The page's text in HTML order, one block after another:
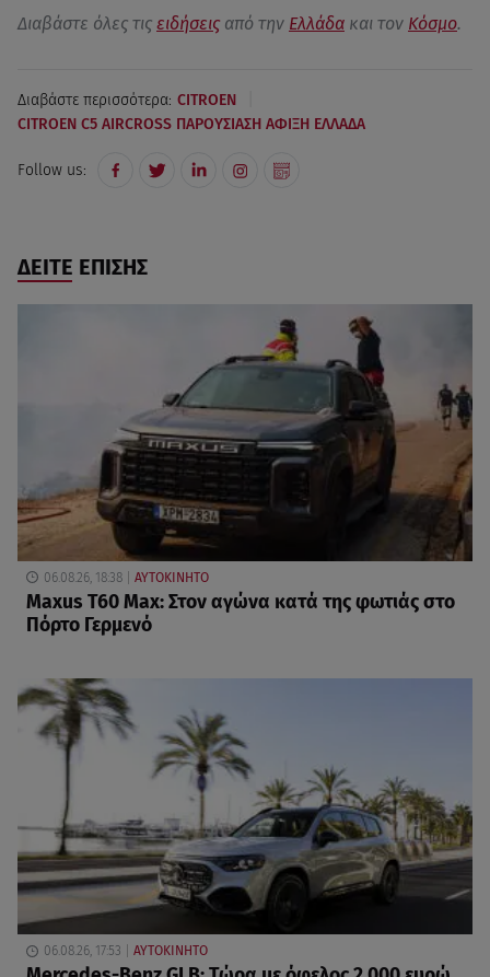
Διαβάστε όλες τις ειδήσεις από την Ελλάδα και τον Κόσμο.
Διαβάστε περισσότερα: CITROEN
CITROEN C5 AIRCROSS ΠΑΡΟΥΣΙΑΣΗ ΑΦΙΞΗ ΕΛΛΑΔΑ
Follow us:
ΔΕΙΤΕ ΕΠΙΣΗΣ
06.08.26, 18:38 ΑΥΤΟΚΙΝΗΤΟ
Maxus T60 Max: Στον αγώνα κατά της φωτιάς στο
Πόρτο Γερμενό
06.08.26, 17:53 ΑΥΤΟΚΙΝΗΤΟ